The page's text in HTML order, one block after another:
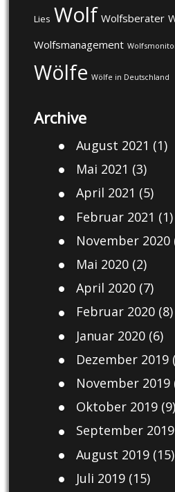
Lies Wolf Wolfsberater
Wolfsmanagement
Wölfe Wölfe in Deutschland
Archive
August 2021 (1)
Mai 2021 (3)
April 2021 (5)
Februar 2021 (1)
November 2020
Mai 2020(2)
April 2020(7)
Februar 2020(8)
Januar 2020(6)
Dezember 2019
November 2019
Oktober 2019(9)
September 2019
August 2019(15)
Juli 2019(15)